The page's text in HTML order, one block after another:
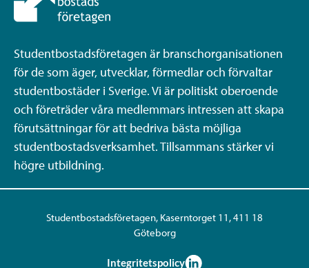
Studentbostadsföretagen är branschorganisationen
för de som äger, utvecklar, förmedlar och förvaltar
studentbostäder i Sverige. Vi är politiskt oberoende
och företräder våra medlemmars intressen att skapa
förutsättningar för att bedriva bästa möjliga
studentbostadsverksamhet. Tillsammans stärker vi
högre utbildning.
Studentbostadsföretagen, Kaserntorget 11, 411 18
Göteborg
Integritetspolicy